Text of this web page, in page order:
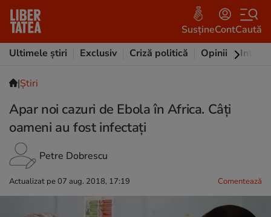
SusțineContCaută
Ultimele știri
Exclusiv Criză politică Opinii
|Ştiri
Apar noi cazuri de Ebola în Africa. Câți
oameni au fost infectați
Petre Dobrescu
Actualizat pe 07 aug. 2018, 17:19 Comentează